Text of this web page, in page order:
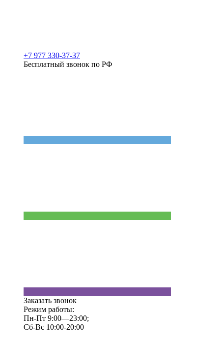
+7 977 330-37-37
Бесплатный звонок по РФ
Заказать звонок
Режим работы:
Пн-Пт 9:00—23:00;
Сб-Вс 10:00-20:00